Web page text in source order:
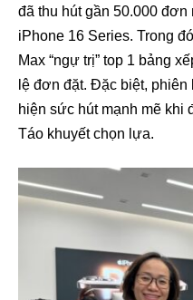
đã thu hút gần 50.000
iPhone 16 Series. Trong
Max “ngự trị” top 1 bảng
lệ đơn đặt. Đặc biệt, phiên
hiện sức hút mạnh mẽ
Táo khuyết chọn lựa.